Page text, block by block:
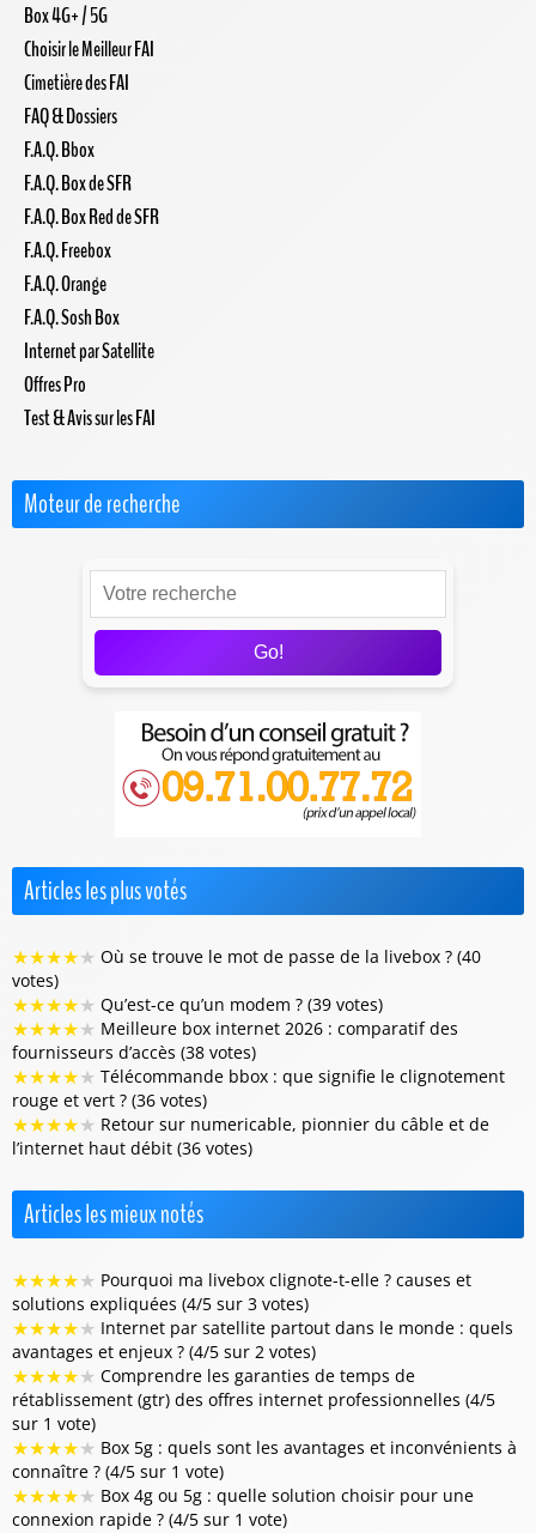
Box 4G+ / 5G
Choisir le Meilleur FAI
Cimetière des FAI
FAQ & Dossiers
F.A.Q. Bbox
F.A.Q. Box de SFR
F.A.Q. Box Red de SFR
F.A.Q. Freebox
F.A.Q. Orange
F.A.Q. Sosh Box
Internet par Satellite
Offres Pro
Test & Avis sur les FAI
Moteur de recherche
Go!
Articles les plus votés
★★★★★ Où se trouve le mot de passe de la livebox ? (40
votes)
★★★★★ Qu’est-ce qu’un modem ? (39 votes)
★★★★★ Meilleure box internet 2026 : comparatif des
fournisseurs d’accès (38 votes)
★★★★★ Télécommande bbox : que signifie le clignotement
rouge et vert ? (36 votes)
★★★★★ Retour sur numericable, pionnier du câble et de
l’internet haut débit (36 votes)
Articles les mieux notés
★★★★★ Pourquoi ma livebox clignote-t-elle ? causes et
solutions expliquées (4/5 sur 3 votes)
★★★★★ Internet par satellite partout dans le monde : quels
avantages et enjeux ? (4/5 sur 2 votes)
★★★★★ Comprendre les garanties de temps de
rétablissement (gtr) des offres internet professionnelles (4/5
sur 1 vote)
★★★★★ Box 5g : quels sont les avantages et inconvénients à
connaître ? (4/5 sur 1 vote)
★★★★★ Box 4g ou 5g : quelle solution choisir pour une
connexion rapide ? (4/5 sur 1 vote)